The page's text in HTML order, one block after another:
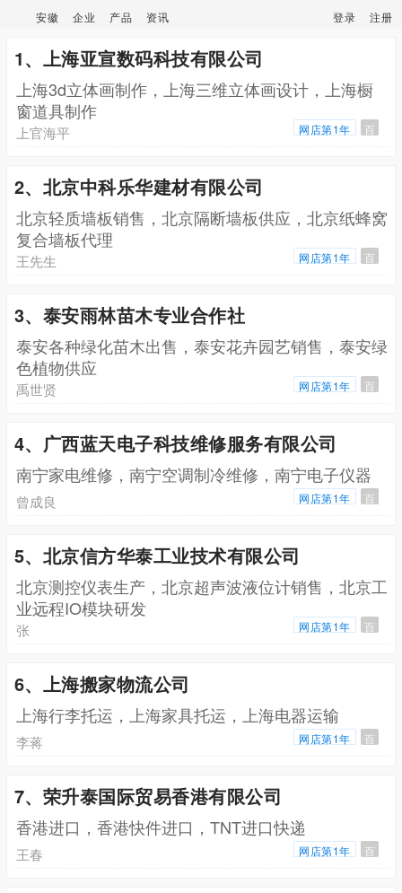
安徽 企业 产品 资讯 登录 注册
1、上海亚宣数码科技有限公司
上海3d立体画制作，上海三维立体画设计，上海橱
窗道具制作
上官海平 网店第1年 百
2、北京中科乐华建材有限公司
北京轻质墙板销售，北京隔断墙板供应，北京纸蜂窝
复合墙板代理
王先生 网店第1年 百
3、泰安雨林苗木专业合作社
泰安各种绿化苗木出售，泰安花卉园艺销售，泰安绿
色植物供应
禹世贤 网店第1年 百
4、广西蓝天电子科技维修服务有限公司
南宁家电维修，南宁空调制冷维修，南宁电子仪器
曾成良 网店第1年 百
5、北京信方华泰工业技术有限公司
北京测控仪表生产，北京超声波液位计销售，北京工
业远程IO模块研发
张 网店第1年 百
6、上海搬家物流公司
上海行李托运，上海家具托运，上海电器运输
李蒋 网店第1年 百
7、荣升泰国际贸易香港有限公司
香港进口，香港快件进口，TNT进口快递
王春 网店第1年 百